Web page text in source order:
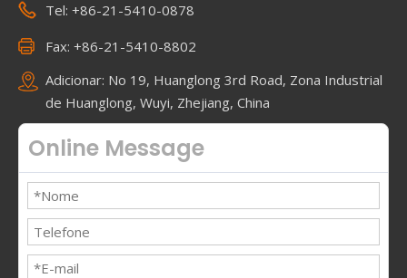
Tel: +86-21-5410-0878
Fax: +86-21-5410-8802
Adicionar: No 19, Huanglong 3rd Road, Zona Industrial
de Huanglong, Wuyi, Zhejiang, China
Online Message